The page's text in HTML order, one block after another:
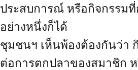
ประสบการณ์ หรือกิจกรรม
อย่างหนึ่งก็ได้
ชุมชนฯ เห็นพ้องต้องกันว่า
ต่อการตกปลาของสมาชิก